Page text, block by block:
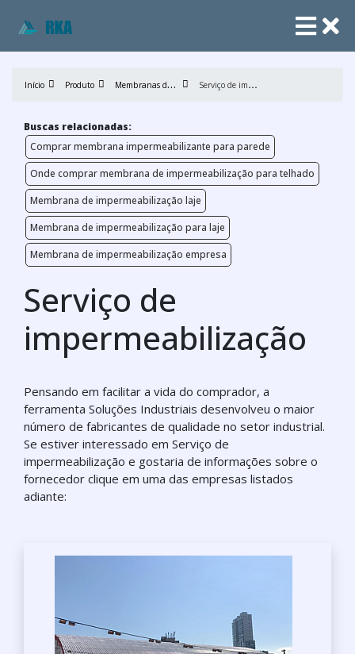
Início Produto M
embranas de impermeabilização S
erviço de impermeabilização
Buscas relacionadas:
Comprar membrana impermeabilizante para parede
Onde comprar membrana de impermeabilização para telhado
Membrana de impermeabilização laje
Membrana de impermeabilização para laje
Membrana de impermeabilização empresa
Serviço de
impermeabilização
Pensando em facilitar a vida do comprador, a
ferramenta Soluções Industriais desenvolveu o maior
número de fabricantes de qualidade no setor industrial.
Se estiver interessado em Serviço de
impermeabilização e gostaria de informações sobre o
fornecedor clique em uma das empresas listados
adiante: